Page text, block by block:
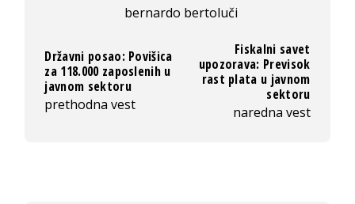
bernardo bertoluči
Državni posao: Povišica
za 118.000 zaposlenih u
javnom sektoru
prethodna vest
Fiskalni savet
upozorava: Previsok
rast plata u javnom
sektoru
naredna vest